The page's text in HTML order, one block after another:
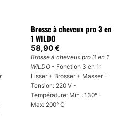
Brosse à cheveux pro 3 en
1 WILDO
58,90€
Brosse à cheveux pro 3 en 1
WILDO - Fonction 3 en 1:
Lisser + Brosser + Masser -
Tension: 220 V -
Température: Min : 130° -
Max: 200° C